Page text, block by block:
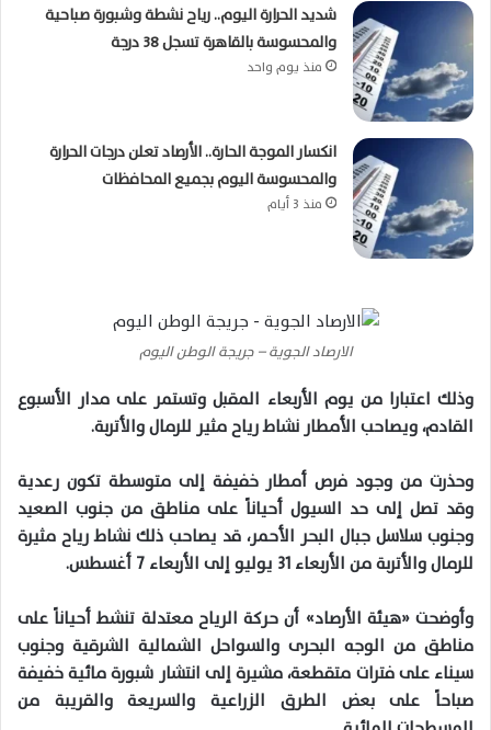
شديد الحرارة اليوم.. رياح نشطة وشبورة صباحية
والمحسوسة بالقاهرة تسجل 38 درجة
منذ يوم واحد
انكسار الموجة الحارة.. الأرصاد تعلن درجات الحرارة
والمحسوسة اليوم بجميع المحافظات
منذ 3 أيام
الارصاد الجوية – جريجة الوطن اليوم
وذلك اعتبارا من يوم الأربعاء المقبل وتستمر على مدار الأسبوع
القادم، ويصاحب الأمطار نشاط رياح مثير للرمال والأتربة.
وحذرت من وجود فرص أمطار خفيفة إلى متوسطة تكون رعدية
وقد تصل إلى حد السيول أحياناً على مناطق من جنوب الصعيد
وجنوب سلاسل جبال البحر الأحمر، قد يصاحب ذلك نشاط رياح مثيرة
للرمال والأتربة من الأربعاء 31 يوليو إلى الأربعاء 7 أغسطس.
وأوضحت «هيئة الأرصاد» أن حركة الرياح معتدلة تنشط أحياناً على
مناطق من الوجه البحرى والسواحل الشمالية الشرقية وجنوب
سيناء على فترات متقطعة، مشيرة إلى انتشار شبورة مائية خفيفة
صباحاً على بعض الطرق الزراعية والسريعة والقريبة من